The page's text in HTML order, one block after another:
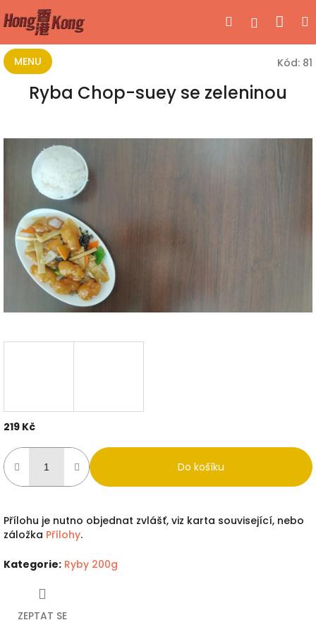
na
obsah
Hledat
MENU Kód: 81
Ryba Chop-suey se zeleninou
219 Kč
cena:
Do košíku
Přílohu je nutno objednat zvlášť, viz karta související, nebo
záložka Přílohy.
Kategorie: Ryby 200g
ZEPTAT SE